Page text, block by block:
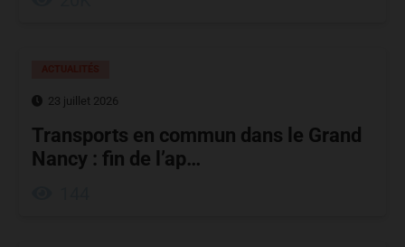
23 juillet 2026
Transports en commun dans le Grand
Nancy : fin de l’ap…